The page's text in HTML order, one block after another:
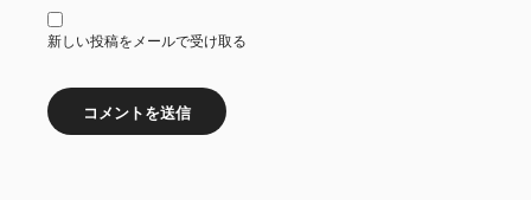
新しい投稿をメールで受け取る